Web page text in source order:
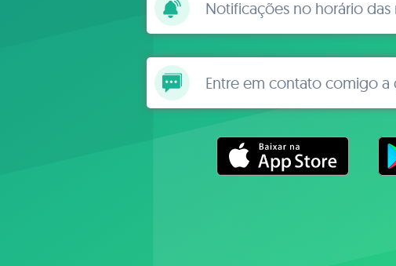
Notificações no horário das
Entre em contato comigo